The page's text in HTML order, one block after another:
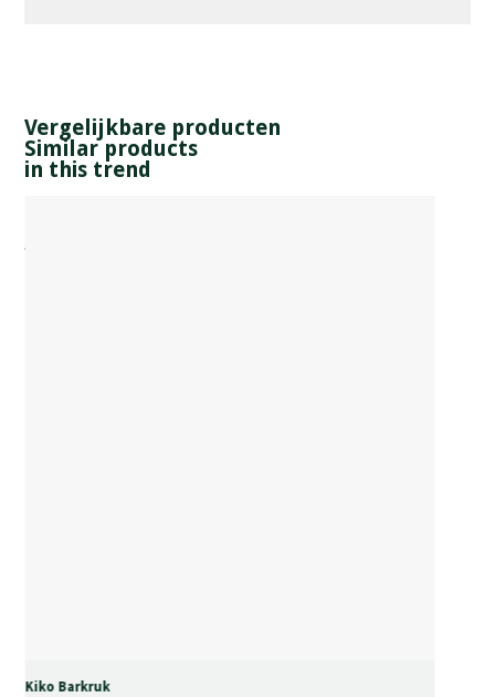
Vergelijkbare producten
Similar products
in this trend
Kiko Barkruk